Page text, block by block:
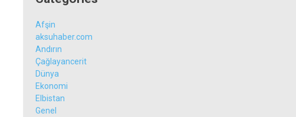
Afşin
aksuhaber.com
Andırın
Çağlayancerit
Dünya
Ekonomi
Elbistan
Genel